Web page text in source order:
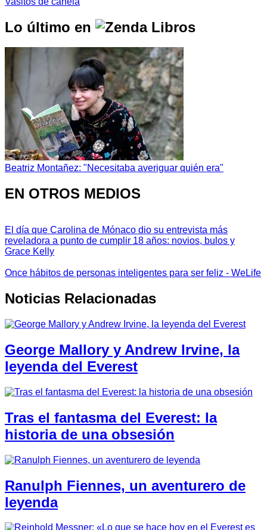
Lo último en
Beatriz Montañez: "Necesitaba averiguar quién era"
EN OTROS MEDIOS
El día que Carolina de Mónaco dio su entrevista más
reveladora a punto de cumplir 18 años: novios, bulos y
Grace Kelly
Once hábitos de personas inteligentes para ser feliz - WeLife
Noticias Relacionadas
George Mallory y Andrew Irvine, la
leyenda del Everest
Tras el fantasma del Everest: la
historia de una obsesión
Ranulph Fiennes, un aventurero de
leyenda